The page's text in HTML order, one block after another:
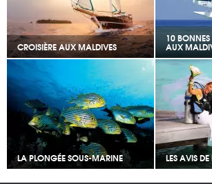
CROISIÈRE AUX MALDIVES
10 BONNES
AUX
LA PLONGÉE SOUS-MARINE LES AVIS